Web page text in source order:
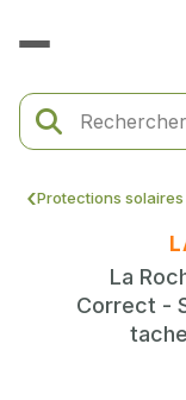
Protections
La
Correct -